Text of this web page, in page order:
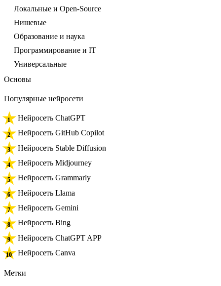
Локальные и Open-Source
Нишевые
Образование и наука
Программирование и IT
Универсальные
Основы
Популярные нейросети
Нейросеть ChatGPT
Нейросеть GitHub Copilot
Нейросеть Stable Diffusion
Нейросеть Midjourney
Нейросеть Grammarly
Нейросеть Llama
Нейросеть Gemini
Нейросеть Bing
Нейросеть ChatGPT APP
Нейросеть Canva
Метки